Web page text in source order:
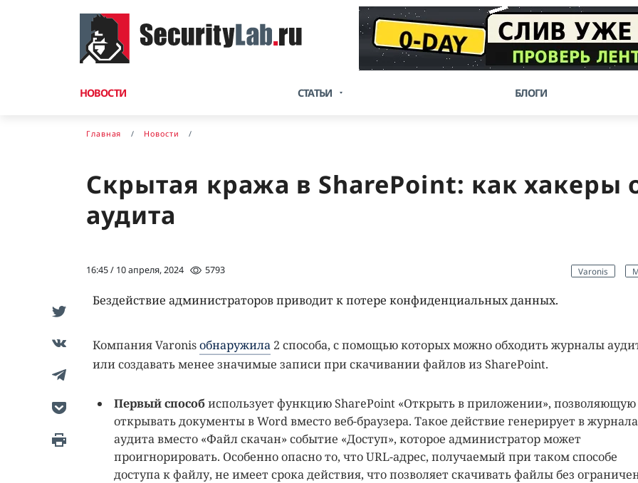
НОВОСТИ СТАТЬИ БЛОГИ
Главная Новости
Скрытая кража в SharePoint: как хакеры
аудита
16:45 / 10 апреля, 2024 5793 Varonis
Бездействие администраторов приводит к потере конфиденциальных данных.
Компания Varonisобнаружила2 способа, с помощью которых можно обходить журналы
или создавать менее значимые записи при скачивании файлов из SharePoint.
Первый способиспользует функцию SharePoint «Открыть в приложении», позволяющую
открывать документы в Word вместо веб-браузера. Такое действие генерирует в
аудита вместо «Файл скачан» событие «Доступ», которое администратор может
проигнорировать. Особенно опасно то, что URL-адрес, получаемый при таком способе
доступа к файлу, не имеет срока действия, что позволяет скачивать файлы без